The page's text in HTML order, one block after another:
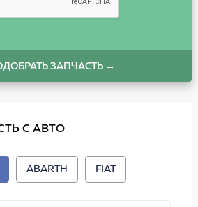
ЗАПЧАСТЬ →
С АВТО
ABARTH FIAT